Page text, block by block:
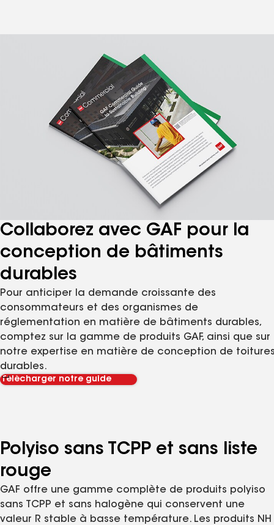
Collaborez avec GAF pour la
conception de bâtiments
durables
Pour anticiper la demande croissante des
consommateurs et des organismes de
réglementation en matière de bâtiments durables,
comptez sur la gamme de produits GAF, ainsi que sur
notre expertise en matière de conception de
durables.
Télécharger notre guide